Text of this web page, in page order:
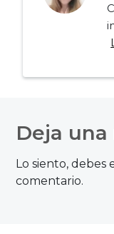
de
Deja una
Lo siento, debes
comentario.